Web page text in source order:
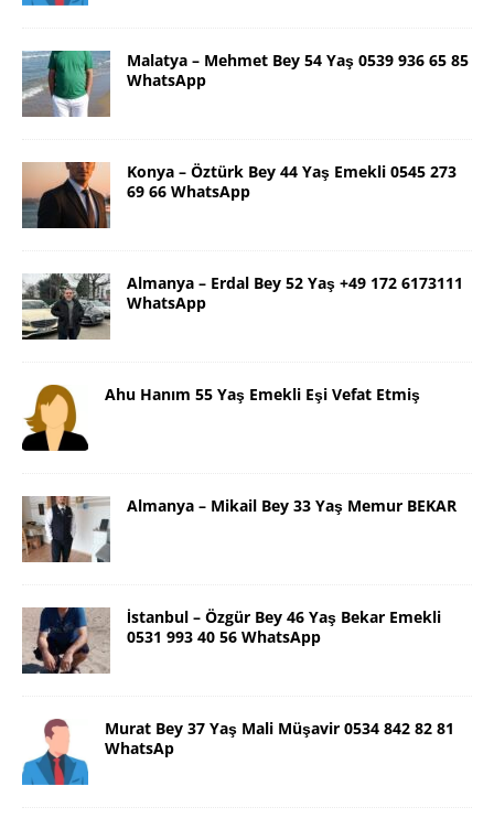
Malatya – Mehmet Bey 54 Yaş 0539 936 65 85
WhatsApp
Konya – Öztürk Bey 44 Yaş Emekli 0545 273
69 66 WhatsApp
Almanya – Erdal Bey 52 Yaş +49 172 6173111
WhatsApp
Ahu Hanım 55 Yaş Emekli Eşi Vefat Etmiş
Almanya – Mikail Bey 33 Yaş Memur BEKAR
İstanbul – Özgür Bey 46 Yaş Bekar Emekli
0531 993 40 56 WhatsApp
Murat Bey 37 Yaş Mali Müşavir 0534 842 82 81
WhatsAp